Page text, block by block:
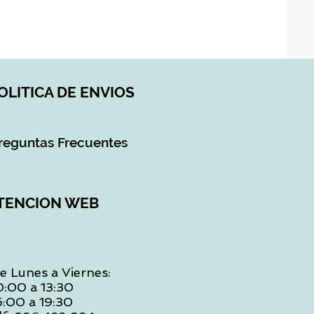
DE ENVIOS
Frecuentes
WEB
Lunes a Viernes:
a 13:30
a 19:30